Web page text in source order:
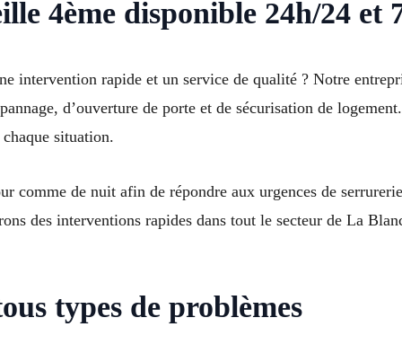
4ème disponible 24h/24 et
intervention rapide et un service de qualité ? Notre
d’ouverture de porte et de sécurisation de
situation.
de nuit afin de répondre aux urgences de
des interventions rapides dans tout le secteur de La
types de problèmes